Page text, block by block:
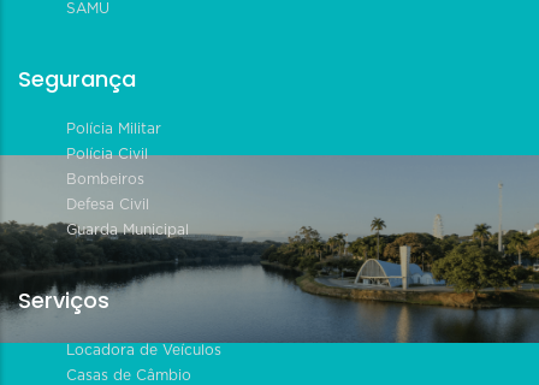
SAMU
Segurança
Polícia Militar
Polícia Civil
Bombeiros
Defesa Civil
Guarda Municipal
Serviços
Locadora de Veículos
Casas de Câmbio